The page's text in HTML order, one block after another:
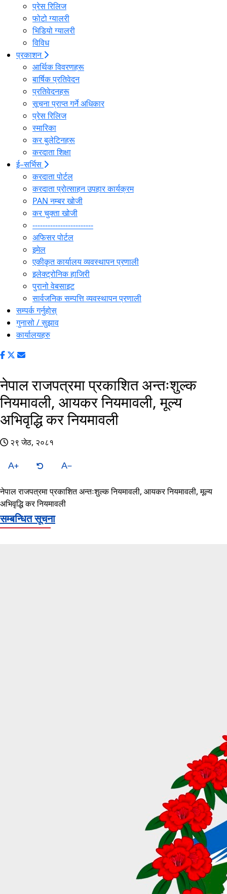
प्रेस रिलिज
फोटो ग्यालरी
भिडियो ग्यालरी
विविध
प्रकाशन
आर्थिक विवरणहरू
बार्षिक प्रतिवेदन
प्रतिवेदनहरू
सूचना प्राप्त गर्ने अधिकार
प्रेस रिलिज
स्मारिका
कर बुलेटिनहरू
करदाता शिक्षा
ई–सर्भिस
करदाता पोर्टल
करदाता प्रोत्साहन उपहार कार्यक्रम
PAN नम्बर खोजी
कर चुक्ता खोजी
------------------------
अफिसर पोर्टल
इमेल
एकीकृत कार्यालय व्यवस्थापन प्रणाली
इलेक्ट्रोनिक हाजिरी
पुरानो वेबसाइट
सार्वजनिक सम्पत्ति व्यवस्थापन प्रणाली
सम्पर्क गर्नुहोस्
गुनासो / सुझाव
कार्यालयहरु
नेपाल राजपत्रमा प्रकाशित अन्तःशुल्क
नियमावली, आयकर नियमावली, मूल्य
अभिवृद्धि कर नियमावली
२९ जेठ, २०८१
A A
नेपाल राजपत्रमा प्रकाशित अन्तःशुल्क नियमावली, आयकर नियमावली, मूल्य
अभिवृद्धि कर नियमावली
सम्बन्धित सूचना